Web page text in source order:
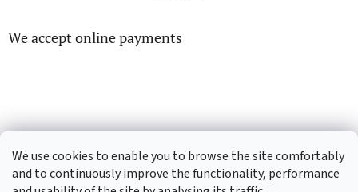
We use cookies to enable you to browse the site comfortably
and to continuously improve the functionality, performance
We accept online payments